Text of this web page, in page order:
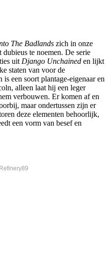
The Badlands zich in onze
te noemen. De serie
uit Django Unchained en lijkt
staten van voor de
een soort plantage-eigenaar en
alleen laat hij een leger
verbouwen. Er komen af en
maar ondertussen zijn er
deze elementen behoorlijk,
een vorm van besef en